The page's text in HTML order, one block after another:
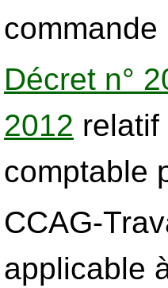
Décret n°
2012
comptable
CCAG-
applicable